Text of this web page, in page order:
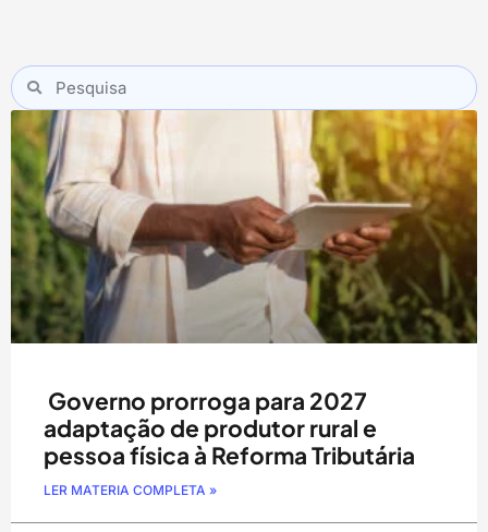
Governo prorroga para 2027
adaptação de produtor rural e
pessoa física à Reforma Tributária
LER MATERIA COMPLETA »